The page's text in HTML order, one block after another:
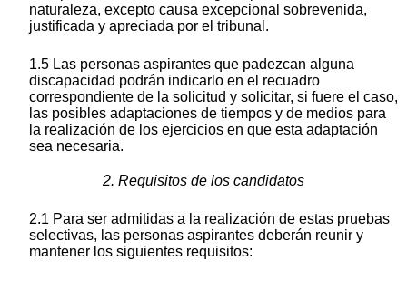
naturaleza, excepto causa excepcional sobrevenida,
justificada y apreciada por el tribunal.
1.5 Las personas aspirantes que padezcan alguna
discapacidad podrán indicarlo en el recuadro
correspondiente de la solicitud y solicitar, si fuere el caso,
las posibles adaptaciones de tiempos y de medios para
la realización de los ejercicios en que esta adaptación
sea necesaria.
2. Requisitos de los candidatos
2.1 Para ser admitidas a la realización de estas pruebas
selectivas, las personas aspirantes deberán reunir y
mantener los siguientes requisitos: